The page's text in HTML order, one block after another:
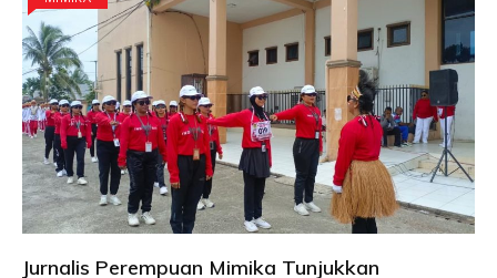
Jurnalis Perempuan Mimika Tunjukkan